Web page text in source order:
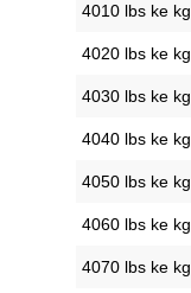
4010 lbs ke kg
4020 lbs ke kg
4030 lbs ke kg
4040 lbs ke kg
4050 lbs ke kg
4060 lbs ke kg
4070 lbs ke kg